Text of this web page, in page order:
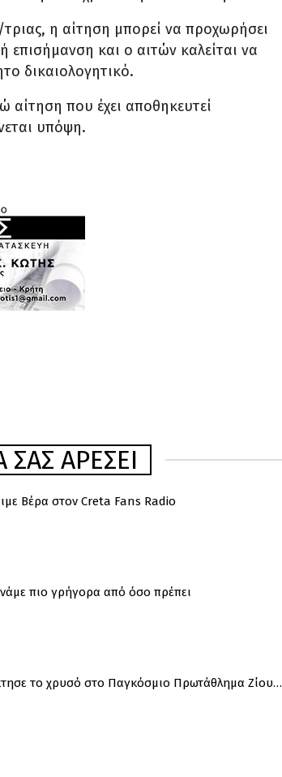
η αίτηση μπορεί να προχωρήσει
επισήμανση και ο αιτών καλείται να
δικαιολογητικό.
αίτηση που έχει αποθηκευτεί
υπόψη.
ΑΡΈΣΕΙ
Βέρα στον Creta Fans Radio
πιο γρήγορα από όσο πρέπει
το χρυσό στο Παγκόσμιο Πρωτάθλημα Ζίου…